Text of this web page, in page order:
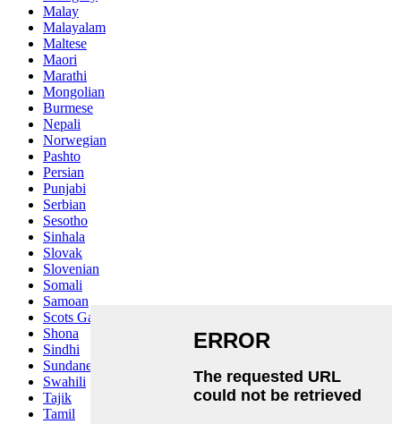
Malay
Malayalam
Maltese
Maori
Marathi
Mongolian
Burmese
Nepali
Norwegian
Pashto
Persian
Punjabi
Serbian
Sesotho
Sinhala
Slovak
Slovenian
Somali
Samoan
Scots Gaelic
Shona
Sindhi
Sundanese
Swahili
Tajik
Tamil